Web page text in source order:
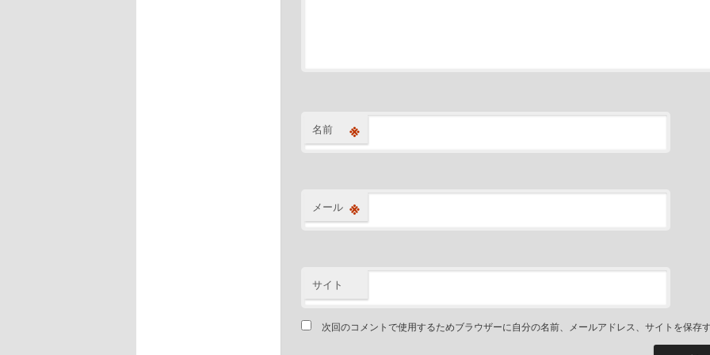
名前 ※
メール ※
サイト
次回のコメントで使用するためブラウザーに自分の名前、メールアドレス、サイトを保存